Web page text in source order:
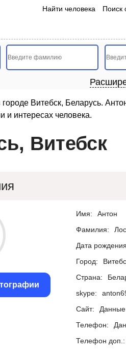
Найти человека Поиск
Витебск, Беларусь.
и интересах человека.
Витебск
Имя:
Антон
Фамилия:
Дата
Город:
Страна:
skype:
Сайт:
Данные
Телефон:
Телефон доп.: